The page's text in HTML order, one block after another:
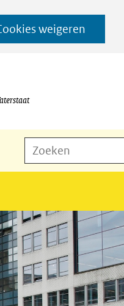
weigeren
e
n
Zoeken